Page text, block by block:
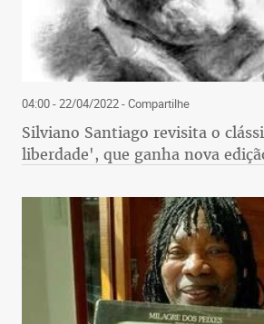
04:00 - 22/04/2022- Compartilhe
Silviano Santiago revisita o
liberdade', que ganha nova